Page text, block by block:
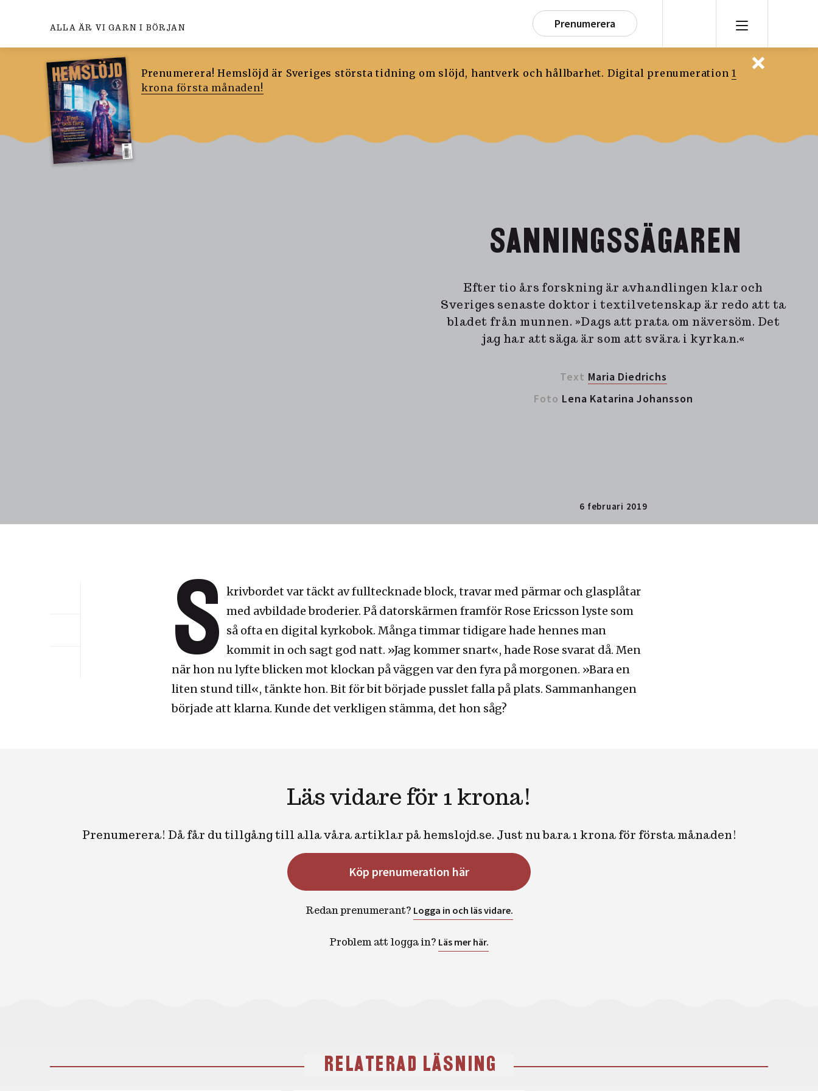
ALLA ÄR VI GARN I BÖRJAN Prenumerera
Prenumerera! Hemslöjd är Sveriges största tidning om slöjd, hantverk och hållbarhet. Digital prenumeration1
krona första månaden!
SANNINGSSÄGAREN
Efter tio års forskning är avhandlingen klar och
Sveriges senaste doktor i textilvetenskap är redo att ta
bladet från munnen. »Dags att prata om näversöm. Det
jag har att säga är som att svära i kyrkan.«
Text Maria Diedrichs
Foto Lena Katarina Johansson
6 februari 2019
S
krivbordet var täckt av fulltecknade block, travar med pärmar och glasplåtar
med avbildade broderier. På datorskärmen framför Rose Ericsson lyste som
så ofta en digital kyrkobok. Många timmar tidigare hade hennes man
kommit in och sagt god natt. »Jag kommer snart«, hade Rose svarat då. Men
när hon nu lyfte blicken mot klockan på väggen var den fyra på morgonen. »Bara en
liten stund till«, tänkte hon. Bit för bit började pusslet falla på plats. Sammanhangen
började att klarna. Kunde det verkligen stämma, det hon såg?
Läs vidare för 1 krona!
Prenumerera! Då får du tillgång till alla våra artiklar på hemslojd.se. Just nu bara 1 krona för första månaden!
Köp prenumeration här
Redan prenumerant? Logga in och läs vidare.
Problem att logga in? Läs mer här.
RELATERAD LÄSNING